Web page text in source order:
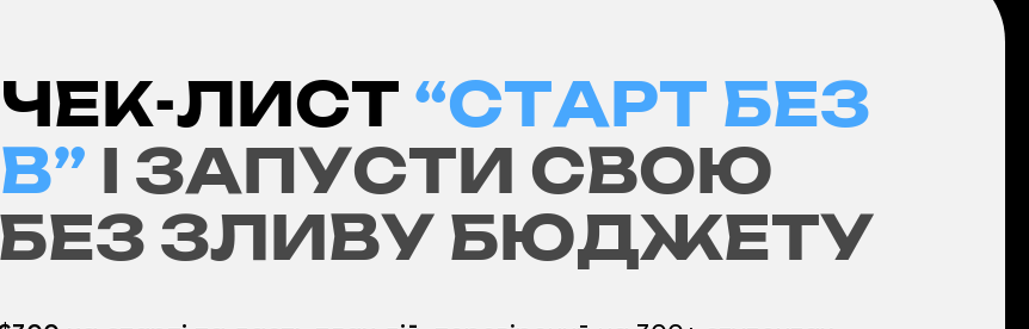
ЛИСТ “СТАРТ БЕЗ
І ЗАПУСТИ СВОЮ
ЗЛИВУ БЮДЖЕТУ